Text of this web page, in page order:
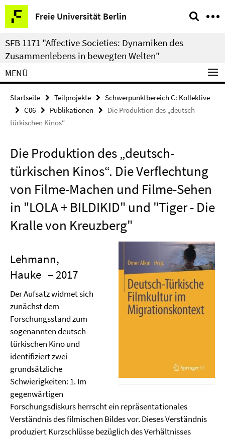
Springe
direkt
zu
Inhalt
Freie Universität Berlin
Service-
Navigation
SFB 1171 "Affective Societies: Dynamiken des
Zusammenlebens in bewegten Welten"
MENÜ
Startseite Teilprojekte
Schwerpunktbereich C: Kollektive
C06
Publikationen
Die Produktion des „deutsch-
türkischen Kinos“
Die Produktion des „deutsch-
türkischen Kinos“. Die Verflechtung
von Filme-Machen und Filme-Sehen
in "LOLA + BILDIKID" und "Tiger - Die
Kralle von Kreuzberg"
Lehmann,
Hauke – 2017
Der Aufsatz widmet sich
zunächst dem
Forschungsstand zum
sogenannten deutsch-
türkischen Kino und
identifiziert zwei
grundsätzliche
Schwierigkeiten: 1. Im
gegenwärtigen
Forschungsdiskurs herrscht ein repräsentationales
Verständnis des filmischen Bildes vor. Dieses Verständnis
produziert Kurzschlüsse bezüglich des Verhältnisses